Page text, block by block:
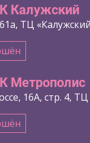
Калужский
ТЦ
Метрополис
16A, стр. 4,